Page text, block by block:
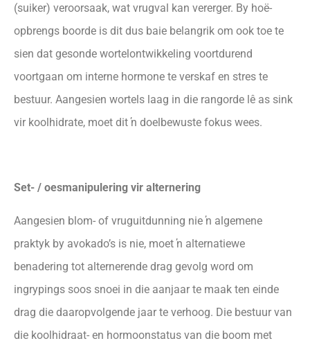
(suiker) veroorsaak, wat vrugval kan vererger. By hoë-
opbrengs boorde is dit dus baie belangrik om ook toe te
sien dat gesonde wortelontwikkeling voortdurend
voortgaan om interne hormone te verskaf en stres te
bestuur. Aangesien wortels laag in die rangorde lê as sink
vir koolhidrate, moet dit ŉ doelbewuste fokus wees.
Set- / oesmanipulering vir alternering
Aangesien blom- of vruguitdunning nie ŉ algemene
praktyk by avokado’s is nie, moet ŉ alternatiewe
benadering tot alternerende drag gevolg word om
ingrypings soos snoei in die aanjaar te maak ten einde
drag die daaropvolgende jaar te verhoog. Die bestuur van
die koolhidraat- en hormoonstatus van die boom met